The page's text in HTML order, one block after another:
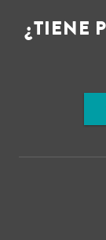
¿TIENE